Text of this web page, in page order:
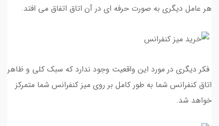
هر عامل دیگری به صورت حرفه ای در آن اتاق اتفاق می افتد.
فکر دیگری در مورد این واقعیت وجود ندارد که سبک کلی و ظاهر
اتاق کنفرانس شما به طور کامل بر روی میز کنفرانس شما متمرکز
خواهد شد.